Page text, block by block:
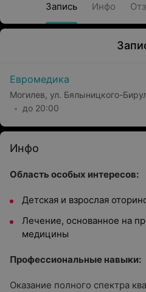
Запись Инфо
Евромедика
Могилев, ул. Бялыницкого-
до 20:00
Инфо
Область особых интересов:
Детская и взрослая
Лечение, основанное на
медицины
Профессиональные навыки:
Оказание полного спектра